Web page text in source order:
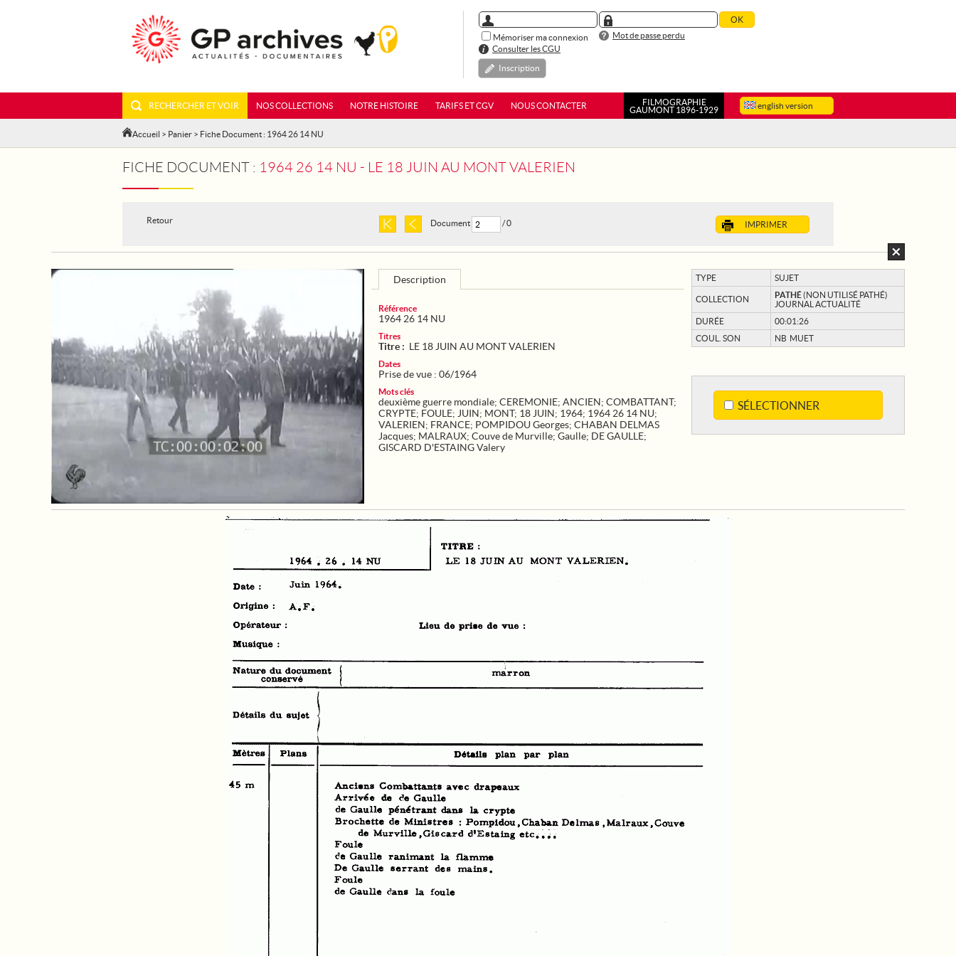
Mémoriser ma connexion
Mot de passe perdu
Consulter les CGU
Inscription
english version
RECHERCHER ET VOIR NOS COLLECTIONS NOTRE HISTOIRE TARIFS ET CGV NOUS CONTACTER
FILMOGRAPHIE
GAUMONT 1896-1929
Accueil > Panier > Fiche Document : 1964 26 14 NU
FICHE DOCUMENT : 1964 26 14 NU - LE 18 JUIN AU MONT VALERIEN
Retour IMPRIMER
Document / 0
TYPE SUJET
COLLECTION PATHÉ(NON UTILISÉ PATHÉ)
JOURNAL ACTUALITÉ
DURÉE
00:01:26
COUL. SON
NB MUET
SÉLECTIONNER
Description
Référence
1964 26 14 NU
Titres
Titre : LE 18 JUIN AU MONT VALERIEN
Dates
Prise de vue : 06/1964
Mots clés
deuxième guerre mondiale; CEREMONIE; ANCIEN; COMBATTANT;
CRYPTE; FOULE; JUIN; MONT; 18 JUIN; 1964; 1964 26 14 NU;
VALERIEN; FRANCE; POMPIDOU Georges; CHABAN DELMAS
Jacques; MALRAUX; Couve de Murville; Gaulle; DE GAULLE;
GISCARD D'ESTAING Valery